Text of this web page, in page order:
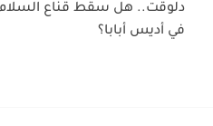
دلوقت.. هل سقط قناع
في أديس أبابا؟